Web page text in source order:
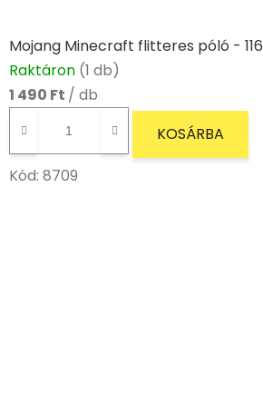
Mojang Minecraft flitteres póló - 116
Raktáron (1 db)
1 490 Ft / db
KOSÁRBA
Kód: 8709